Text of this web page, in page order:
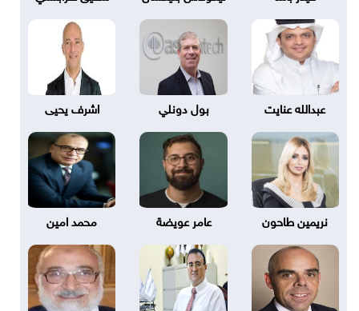
عبدالله عنايت بول دونلي اشرف يحيى
نريمين طاحون عامر عويضة محمد امين